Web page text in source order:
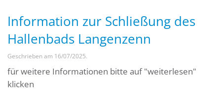
Information zur Schließung des
Hallenbads Langenzenn
Geschrieben am 16/07/2025.
für weitere Informationen bitte auf "weiterlesen"
klicken